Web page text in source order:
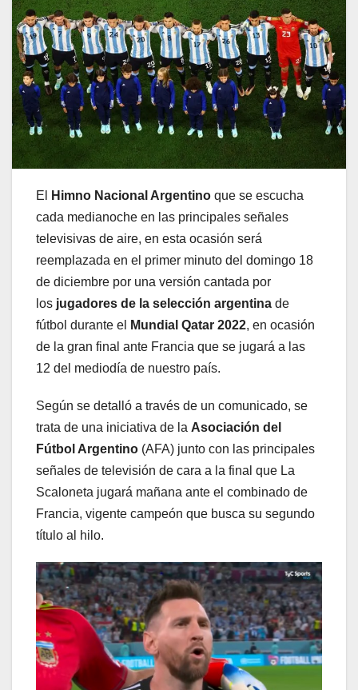
El Himno Nacional Argentino que se escucha
cada medianoche en las principales señales
televisivas de aire, en esta ocasión será
reemplazada en el primer minuto del domingo 18
de diciembre por una versión cantada por
los jugadores de la selección argentina de
fútbol durante el
Mundial Qatar 2022, en ocasión
de la gran final ante Francia que se jugará a las
12 del mediodía de nuestro país.
Según se detalló a través de un comunicado, se
trata de una iniciativa de la Asociación del
Fútbol Argentino (AFA) junto con las principales
señales de televisión de cara a la final que La
Scaloneta jugará mañana ante el combinado de
Francia, vigente campeón que busca su segundo
título al hilo.